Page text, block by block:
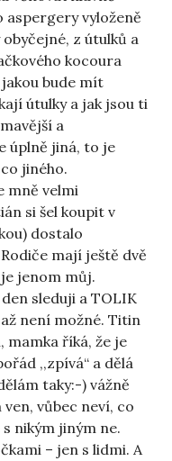
aspergery vyloženě
z útulků a
kocoura
bude mít
útulky a jak jsou ti
a
úplně jiná, to je
jiného.
mně velmi
si šel koupit v
dostalo
mají ještě dvě
jenom můj.
sleduji a TOLIK
není možné. Titin
mamka říká, že je
,,zpívá“ a dělá
taky:-) vážně
vůbec neví, co
nikým jiným ne.
– jen s lidmi. A